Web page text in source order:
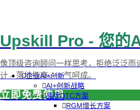
企业AI+创新
AI+创新战略
品牌DTC方案
RGM增长方案
Upskill Pro - 您的
像顶级咨询顾问一样思考，拒绝泛泛
计→落地指南，一气呵成。
立即免费使用